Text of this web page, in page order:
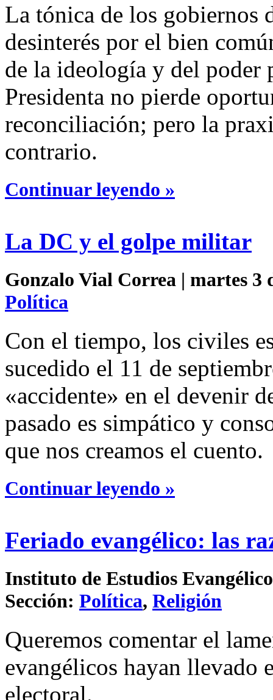
La tónica de los gobiernos
desinterés por el bien
de la ideología y del
Presidenta no pierde
reconciliación; pero la
contrario.
Continuar leyendo »
La DC y el golpe militar
Gonzalo Vial Correa | martes 3
Política
Con el tiempo, los civiles
sucedido el 11 de
«accidente» en el devenir
pasado es simpático y
que nos creamos el cuento.
Continuar leyendo »
Feriado evangélico: las
Instituto de Estudios
Sección: Política, Religión
Queremos comentar el
evangélicos hayan llevado
electoral.